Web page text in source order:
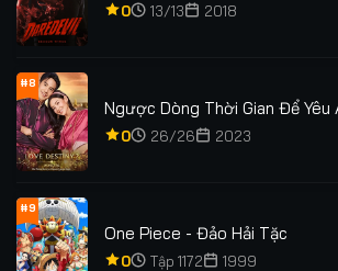
0 13/13 2018
#8
Ngược Dòng Thời Gian Để Yêu
0 26/26 2023
#9
One Piece - Đảo Hải Tặc
0 Tập 1172 1999